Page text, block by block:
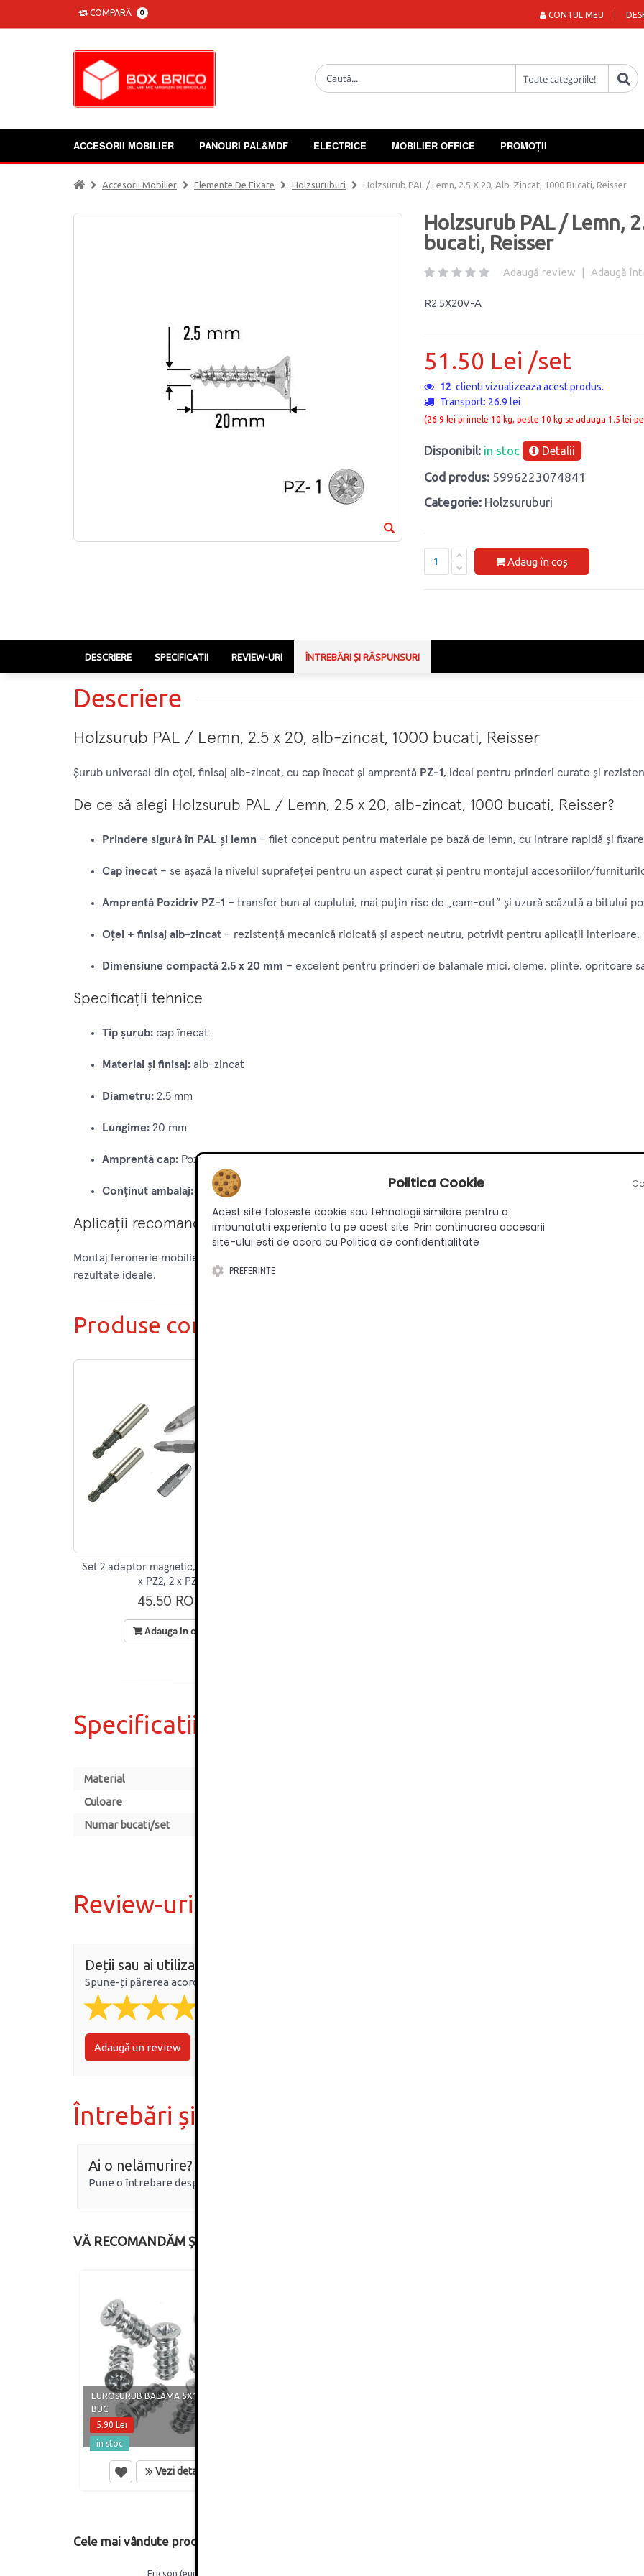
COMPARĂ 0 CONTUL MEU
ACCESORII MOBILIER PANOURI PAL&MDF ELECTRICE MOBILIER OFFICE PROMOȚII
Accesorii Mobilier Elemente De Fixare Holzsuruburi Holzsurub PAL / Lemn, 2.5 X 20, Alb-Zincat, 1000 Bucati, Reisser
Holzsurub PAL / Lemn,
bucati, Reisser
Adaugă review | Adaugă
R2.5X20V-A
51.50 Lei /set
12clienti vizualizeaza acest produs.
Transport: 26.9 lei
(26.9 lei primele 10 kg, peste 10 kg se adauga 1.5 lei
Disponibil: in stoc Detalii
Cod produs: 5996223074841
Categorie: Holzsuruburi
Adaug în coș
DESCRIERE SPECIFICATII REVIEW-URI ÎNTREBĂRI ȘI RĂSPUNSURI
Descriere
Holzsurub PAL / Lemn, 2.5 x 20, alb-zincat, 1000 bucati, Reisser
Șurub universal din oțel, finisaj alb-zincat, cu cap înecat și amprentă PZ-1, ideal pentru prinderi curate și
De ce să alegi Holzsurub PAL / Lemn, 2.5 x 20, alb-zincat, 1000 bucati, Reisser?
Prindere sigură în PAL și lemn – filet conceput pentru materiale pe bază de lemn, cu intrare rapidă și
Cap înecat – se așază la nivelul suprafeței pentru un aspect curat și pentru montajul accesoriilor/
Amprentă Pozidriv PZ-1 – transfer bun al cuplului, mai puțin risc de „cam-out” și uzură scăzută a bitului
Oțel + finisaj alb-zincat – rezistență mecanică ridicată și aspect neutru, potrivit pentru aplicații interioare.
Dimensiune compactă 2.5 x 20 mm – excelent pentru prinderi de balamale mici, cleme, plinte, opritoare
Specificații tehnice
Tip șurub: cap înecat
Material și finisaj: alb-zincat
Diametru: 2.5 mm
Lungime: 20 mm
Amprentă cap: Pozi (Pozidriv), PZ-1
Conținut ambalaj: set 1000 bucăți
Aplicații recomandate
Montaj feronerie mobilier, fixare accesorii pe PAL/MDF, prinderi elemente ușoare din lemn, lucrări DIY și
rezultate ideale.
Produse complementare
Set 2 adaptor magnetic, biti 2 x PZ1, 2
x PZ2, 2 x PZ3
45.50 RON
Adauga in cos
Specificatii
Material
Culoare
Numar bucati/set
Review-uri
Deții sau ai utilizat produsul?
Spune-ți părerea acordând o nota produsului
Adaugă un review
Întrebări și răspunsuri
Ai o nelămurire?
Pune o întrebare despre produs.
VĂ RECOMANDĂM ȘI
EUROSURUB BALAMA 5X13.5 SET 20
BUC
5.90 Lei
in stoc
Vezi detalii
Cele mai vândute produse din această categorie:
Ericson (eurosurub) 5 x
Politica Cookie
Acest site foloseste cookie sau tehnologii similare pentru a
imbunatatii experienta ta pe acest site. Prin continuarea accesarii
site-ului esti de acord cu Politica de confidentialitate
PREFERINTE